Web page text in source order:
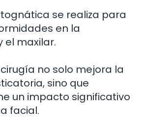
se realiza para
en la
el maxilar.
no solo mejora la
sino que
un impacto significativo
facial.